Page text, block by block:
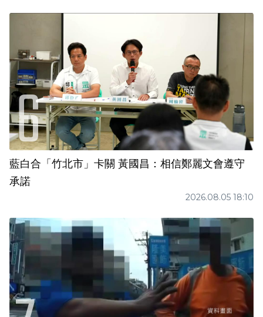
藍白合「竹北市」卡關 黃國昌：相信鄭麗文會遵守
承諾
2026.08.05 18:10